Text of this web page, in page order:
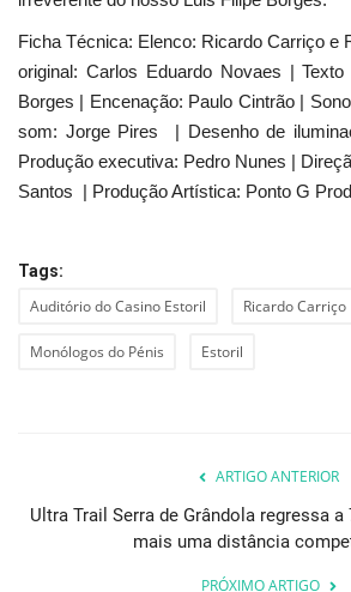
Ficha Técnica: Elenco: Ricardo Carriço e
original: Carlos Eduardo Novaes |
Borges | Encenação: Paulo Cintrão |
som: Jorge Pires | Desenho de
Produção executiva: Pedro Nunes |
Santos | Produção Artística: Ponto G
Tags:
Auditório do Casino Estoril Ricardo Carriço
Monólogos do Pénis Estoril
ARTIGO ANTERIOR
Ultra Trail Serra de Grândola regressa
mais uma distância
PRÓXIMO ARTIGO